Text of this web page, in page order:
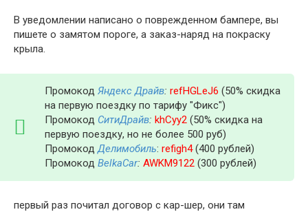
В уведомлении написано о поврежденном бампере, вы
пишете о замятом пороге, а заказ-наряд на покраску
крыла.
Промокод Яндекс Драйв: refHGLeJ6 (50% скидка
на первую поездку по тарифу "Фикс")
Промокод СитиДрайв: khCyy2 (50% скидка на
первую поездку, но не более 500 руб)
Промокод Делимобиль: refigh4(400 рублей)
Промокод BelkaCar: AWKM9122 (300 рублей)
первый раз почитал договор с кар-шер, они там